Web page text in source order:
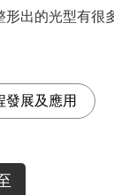
形出的光型有
發展及應用